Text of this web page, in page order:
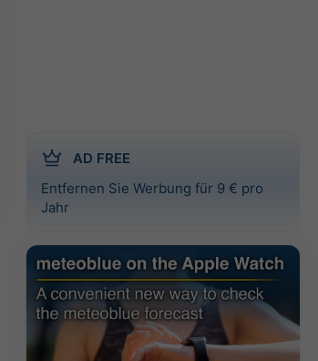
AD FREE
Entfernen Sie Werbung für 9 € pro
Jahr